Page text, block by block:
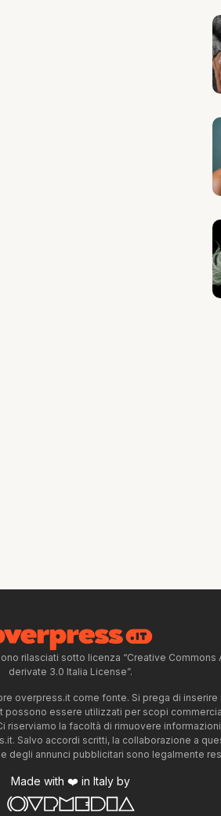
rilasciati sotto licenza “Creative Commons
derivate 3.0 Italia License”.
overpress.it come fonte. Si prega di
possono essere utilizzati per scopi
riserviamo la facoltà di rimuovere
. Salvo accordi scritti, la collaborazione a
degli annunci pubblicitari sono legalmente
Made with ❤️ in Italy by